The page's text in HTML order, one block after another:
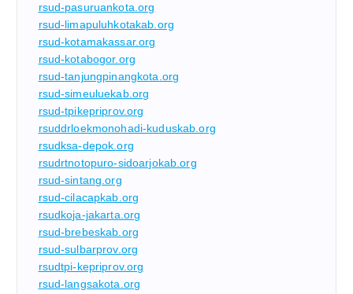
rsud-pasuruankota.org
rsud-limapuluhkotakab.org
rsud-kotamakassar.org
rsud-kotabogor.org
rsud-tanjungpinangkota.org
rsud-simeuluekab.org
rsud-tpikepriprov.org
rsuddrloekmonohadi-kuduskab.org
rsudksa-depok.org
rsudrtnotopuro-sidoarjokab.org
rsud-sintang.org
rsud-cilacapkab.org
rsudkoja-jakarta.org
rsud-brebeskab.org
rsud-sulbarprov.org
rsudtpi-kepriprov.org
rsud-langsakota.org